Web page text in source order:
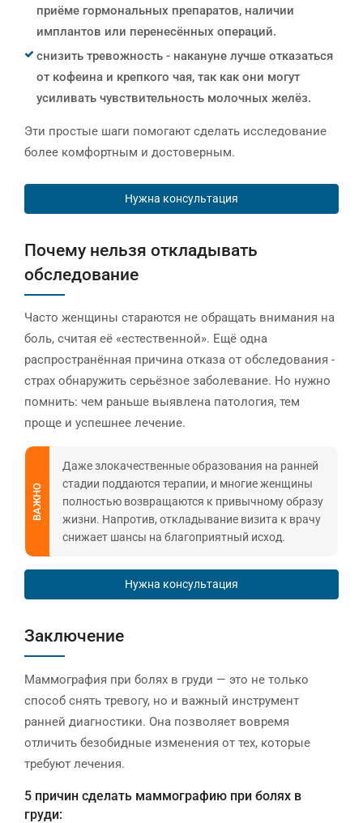
приёме гормональных препаратов, наличии
имплантов или перенесённых операций.
снизить тревожность - накануне лучше отказаться
от кофеина и крепкого чая, так как они могут
усиливать чувствительность молочных желёз.
Эти простые шаги помогают сделать исследование
более комфортным и достоверным.
Нужна консультация
Почему нельзя откладывать
обследование
Часто женщины стараются не обращать внимания на
боль, считая её «естественной». Ещё одна
распространённая причина отказа от обследования -
страх обнаружить серьёзное заболевание. Но нужно
помнить: чем раньше выявлена патология, тем
проще и успешнее лечение.
ВАЖНО
Даже злокачественные образования на ранней
стадии поддаются терапии, и многие женщины
полностью возвращаются к привычному образу
жизни. Напротив, откладывание визита к врачу
снижает шансы на благоприятный исход.
Нужна консультация
Заключение
Маммография при болях в груди — это не только
способ снять тревогу, но и важный инструмент
ранней диагностики. Она позволяет вовремя
отличить безобидные изменения от тех, которые
требуют лечения.
5 причин сделать маммографию при болях в
груди: